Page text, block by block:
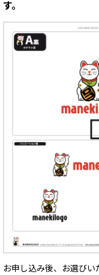
す。
お申し込み後、お選び